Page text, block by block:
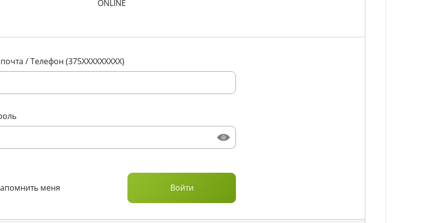
ONLINE
/ Телефон (375XXXXXXXXX)
меня